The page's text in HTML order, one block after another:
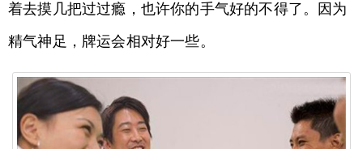
着去摸几把过过瘾，也许你的手气好的不得了。因为
精气神足，牌运会相对好一些。